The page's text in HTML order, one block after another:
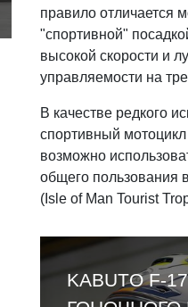
правило отличается
"спортивной"
высокой скорости и
управляемости на
В качестве редкого
спортивный
возможно
общего пользования
(Isle of Man Tourist
ОБЗОР